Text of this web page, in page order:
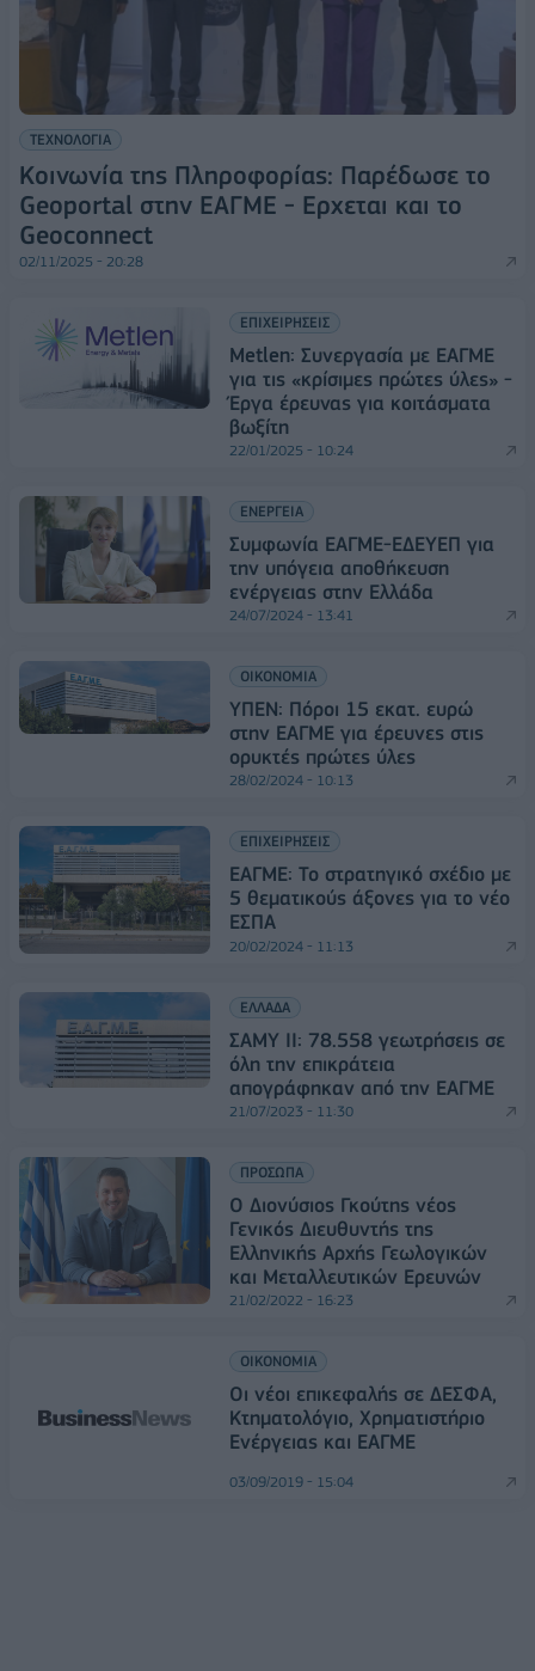
ΤΕΧΝΟΛΟΓΙΑ
Κοινωνία της Πληροφορίας: Παρέδωσε το
Geoportal στην ΕΑΓΜΕ - Ερχεται και το
Geoconnect
02/11/2025 - 20:28
ΕΠΙΧΕΙΡΗΣΕΙΣ
Metlen: Συνεργασία με ΕΑΓΜΕ
για τις «κρίσιμες πρώτες ύλες» -
Έργα έρευνας για κοιτάσματα
βωξίτη
22/01/2025 - 10:24
ΕΝΕΡΓΕΙΑ
Συμφωνία ΕΑΓΜΕ-ΕΔΕΥΕΠ για
την υπόγεια αποθήκευση
ενέργειας στην Ελλάδα
24/07/2024 - 13:41
ΟΙΚΟΝΟΜΙΑ
ΥΠΕΝ: Πόροι 15 εκατ. ευρώ
στην ΕΑΓΜΕ για έρευνες στις
ορυκτές πρώτες ύλες
28/02/2024 - 10:13
ΕΠΙΧΕΙΡΗΣΕΙΣ
ΕΑΓΜΕ: Το στρατηγικό σχέδιο με
5 θεματικούς άξονες για το νέο
ΕΣΠΑ
20/02/2024 - 11:13
ΕΛΛΑΔΑ
ΣΑΜΥ ΙΙ: 78.558 γεωτρήσεις σε
όλη την επικράτεια
απογράφηκαν από την ΕΑΓΜΕ
21/07/2023 - 11:30
ΠΡΟΣΩΠΑ
Ο Διονύσιος Γκούτης νέος
Γενικός Διευθυντής της
Ελληνικής Αρχής Γεωλογικών
και Μεταλλευτικών Ερευνών
21/02/2022 - 16:23
ΟΙΚΟΝΟΜΙΑ
Οι νέοι επικεφαλής σε ΔΕΣΦΑ,
Κτηματολόγιο, Χρηματιστήριο
Ενέργειας και ΕΑΓΜΕ
03/09/2019 - 15:04